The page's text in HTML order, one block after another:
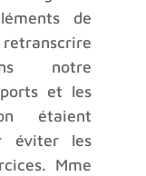
de
notre
et les
étaient
éviter les
Mme